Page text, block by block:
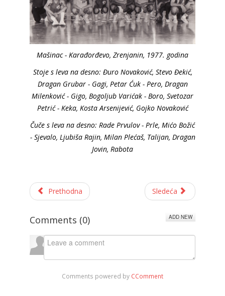
Mašinac - Karađorđevo, Zrenjanin, 1977. godina
Stoje s leva na desno: Đuro Novaković, Stevo Đekić,
Dragan Grubar - Gagi, Petar Ćuk - Pero, Dragan
Milenković - Gigo, Bogoljub Varićak - Boro, Svetozar
Petrić - Keka, Kosta Arsenijević, Gojko Novaković
Čuče s leva na desno: Rade Prvulov - Prle, Mićo Božić
- Sjevalo, Ljubiša Rajin, Milan Plećaš, Talijan, Dragan
Jovin, Rabota
Prethodna Sledeća
Comments (0) ADD NEW
Comments powered by CComment